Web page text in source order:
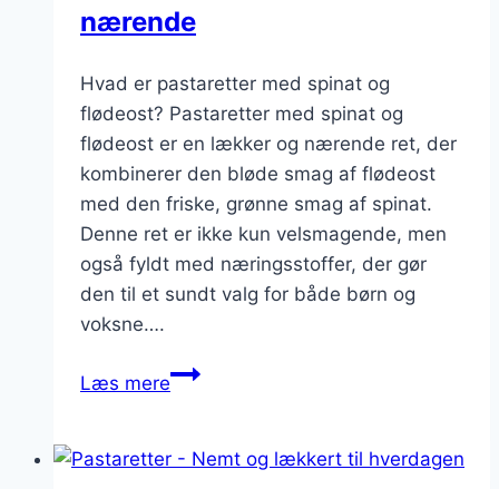
nærende
Hvad er pastaretter med spinat og
flødeost? Pastaretter med spinat og
flødeost er en lækker og nærende ret, der
kombinerer den bløde smag af flødeost
med den friske, grønne smag af spinat.
Denne ret er ikke kun velsmagende, men
også fyldt med næringsstoffer, der gør
den til et sundt valg for både børn og
voksne….
Læs merePastaretter
og